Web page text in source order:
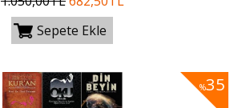
Sepete Ekle
%35